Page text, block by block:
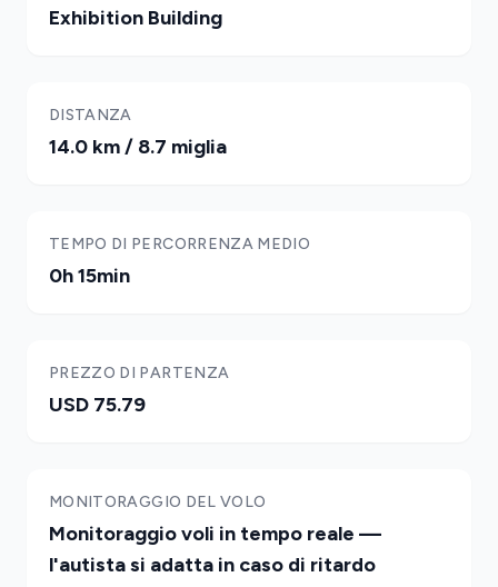
Exhibition Building
DISTANZA
14.0 km / 8.7 miglia
TEMPO DI PERCORRENZA MEDIO
0h 15min
PREZZO DI PARTENZA
USD 75.79
MONITORAGGIO DEL VOLO
Monitoraggio voli in tempo reale —
l'autista si adatta in caso di ritardo